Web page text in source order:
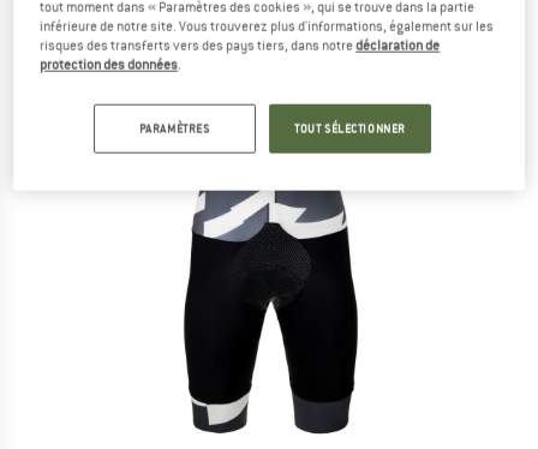
tout moment dans « Paramètres des cookies », qui se trouve dans la partie
inférieure de notre site. Vous trouverez plus d'informations, également sur les
risques des transferts vers des pays tiers, dans notredéclaration de
protection des données.
PARAMÈTRES TOUT SÉLECTIONNER